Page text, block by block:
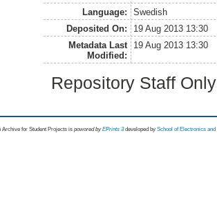
Language:
Swedish
Deposited On:
19 Aug 2013 13:30
Metadata Last
Modified:
19 Aug 2013 13:30
Repository Staff
Archive for Student Projects is powored byEPrints 3 developed by School of Electronics